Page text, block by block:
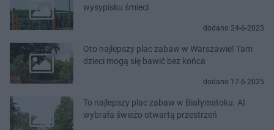
wysypisku śmieci
dodano 24-6-2025
Oto najlepszy plac zabaw w Warszawie! Tam
dzieci mogą się bawić bez końca
dodano 17-6-2025
To najlepszy plac zabaw w Białymstoku. AI
wybrała świeżo otwartą przestrzeń